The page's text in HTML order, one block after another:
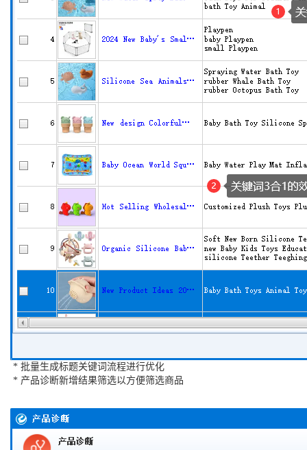
* 批量生成标题关键词流程进行优化
* 产品诊断新增结果筛选以方便筛选商品